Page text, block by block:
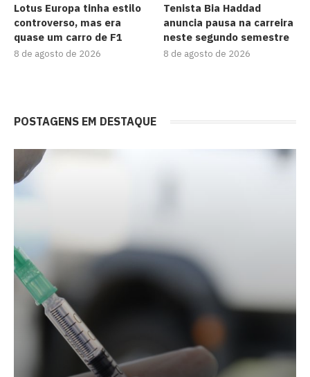
Lotus Europa tinha estilo
controverso, mas era
quase um carro de F1
8 de agosto de 2026
Tenista Bia Haddad
anuncia pausa na carreira
neste segundo semestre
8 de agosto de 2026
POSTAGENS EM DESTAQUE